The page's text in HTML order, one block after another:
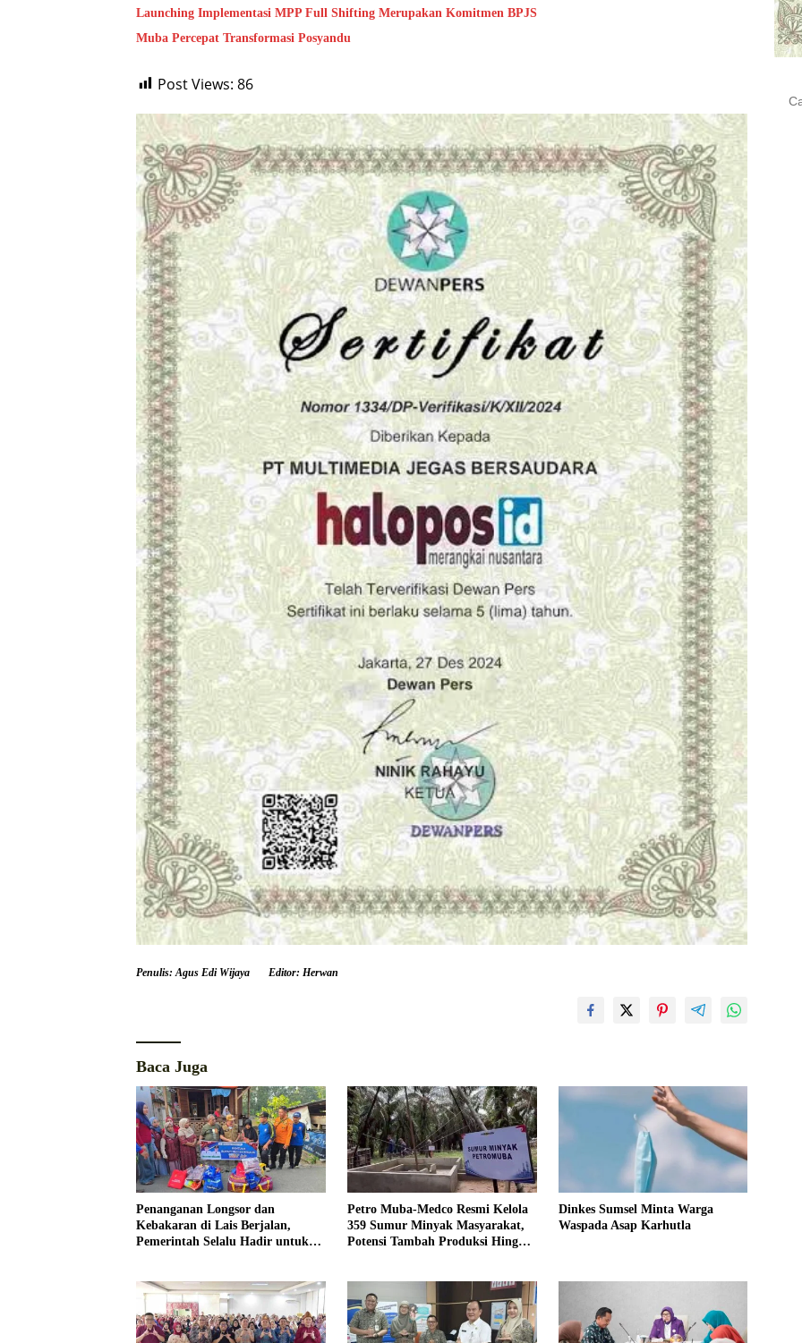
Launching Implementasi MPP Full Shifting Merupakan Komitmen BPJS
Muba Percepat Transformasi Posyandu
Post Views: 86
Penulis: Agus Edi Wijaya Editor: Herwan
Baca Juga
Penanganan Longsor dan
Kebakaran di Lais Berjalan,
Pemerintah Selalu Hadir untuk
Petro Muba-Medco Resmi Kelola
359 Sumur Minyak Masyarakat,
Potensi Tambah Produksi Hingga
Dinkes Sumsel Minta Warga
Waspada Asap Karhutla